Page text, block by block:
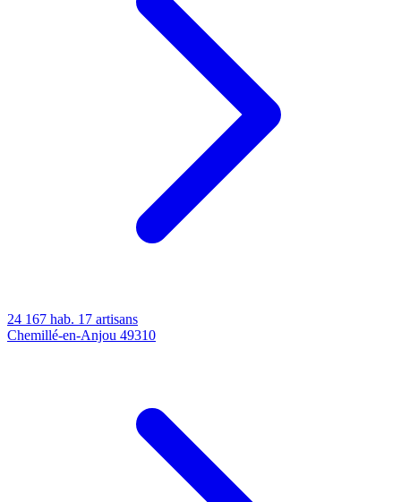
24 167 hab. 17 artisans
Chemillé-en-Anjou 49310